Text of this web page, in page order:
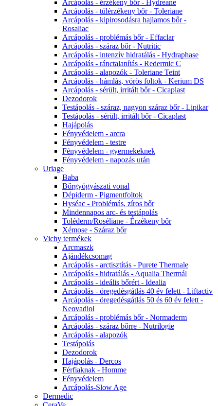
Arcápolás - érzékeny bőr - Hydreane
Arcápolás - túlérzékeny bőr - Toleriane
Arcápolás - kipirosodásra hajlamos bőr -
Rosaliac
Arcápolás - problémás bőr - Effaclar
Arcápolás - száraz bőr - Nutritic
Arcápolás - intenzív hidratálás - Hydraphase
Arcápolás - ránctalanítás - Redermic C
Arcápolás - alapozók - Toleriane Teint
Arcápolás - hámlás, vörös foltok - Kerium DS
Arcápolás - sérült, irritált bőr - Cicaplast
Dezodorok
Testápolás - száraz, nagyon száraz bőr - Lipikar
Testápolás - sérült, irritált bőr - Cicaplast
Hajápolás
Fényvédelem - arcra
Fényvédelem - testre
Fényvédelem - gyermekeknek
Fényvédelem - napozás után
Uriage
Baba
Bőrgyógyászati vonal
Dépiderm - Pigmentfoltok
Hyséac - Problémás, zíros bőr
Mindennapos arc- és testápolás
Toléderm/Roséliane - Érzékeny bőr
Xémose - Száraz bőr
Vichy termékek
Arcmaszk
Ajándékcsomag
Arcápolás - arctisztítás - Purete Thermale
Arcápolás - hidratálás - Aqualia Thermál
Arcápolás - ideális bőrért - Idealia
Arcápolás - öregedésgátlás 40 év felett - Liftactiv
Arcápolás - öregedésgátlás 50 és 60 év felett -
Neovadiol
Arcápolás - problémás bőr - Normaderm
Arcápolás - száraz bőrre - Nutrilogie
Arcápolás - alapozók
Testápolás
Dezodorok
Hajápolás - Dercos
Férfiaknak - Homme
Fényvédelem
Arcápolás-Slow Age
Dermedic